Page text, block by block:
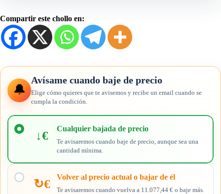
Compartir este chollo en:
🔔
Avísame cuando baje de precio
Elige cómo quieres que te avisemos y recibe un email cuando se
cumpla la condición.
Elige
cuándo
quieres
aviso
↓€
Cualquier bajada de precio
Te avisaremos cuando baje de precio, aunque sea una
cantidad mínima.
↻€
Volver al precio actual o bajar de él
Te avisaremos cuando vuelva a 11.077,44 € o baje más.